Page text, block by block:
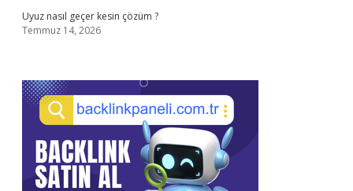
Uyuz nasıl geçer kesin çözüm ?
Temmuz 14, 2026